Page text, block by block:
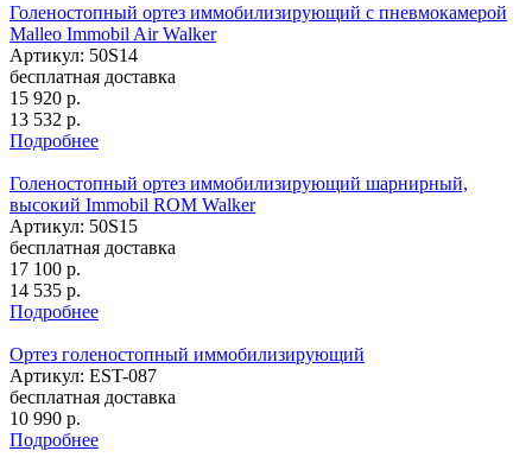
Голеностопный ортез иммобилизирующий с пневмокамерой
Malleo Immobil Air Walker
Артикул: 50S14
бесплатная доставка
15 920 р.
13 532 р.
Подробнее
Голеностопный ортез иммобилизирующий шарнирный,
высокий Immobil ROM Walker
Артикул: 50S15
бесплатная доставка
17 100 р.
14 535 р.
Подробнее
Ортез голеностопный иммобилизирующий
Артикул: EST-087
бесплатная доставка
10 990 р.
Подробнее